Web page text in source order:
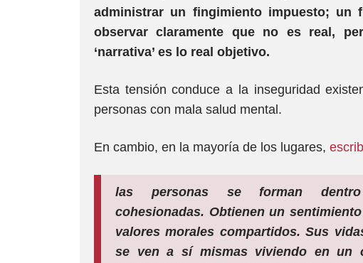
administrar un fingimiento impuesto; un
observar claramente que no es real,
‘narrativa’ es lo real objetivo.
Esta tensión conduce a la inseguridad
personas con mala salud mental.
En cambio, en la mayoría de los lugares,
las personas se forman dentro
cohesionadas. Obtienen un
valores morales compartidos. Sus
se ven a sí mismas viviendo en un